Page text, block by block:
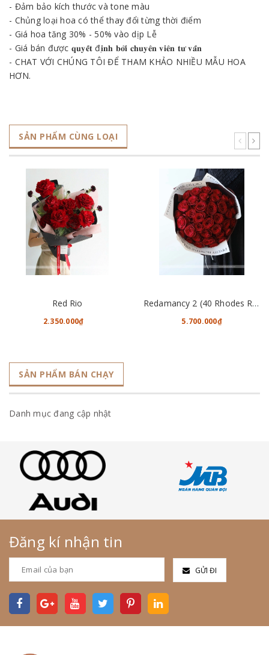
- Đảm bảo kích thước và tone màu
- Chủng loại hoa có thể thay đổi từng thời điểm
- Giá hoa tăng 30% - 50% vào dịp Lễ
- Giá bán được 𝐪𝐮𝐲𝐞̂́𝐭 đ𝐢̣𝐧𝐡 𝐛𝐨̛̉𝐢 𝐜𝐡𝐮𝐲𝐞̂𝐧 𝐯𝐢𝐞̂𝐧 𝐭𝐮̛ 𝐯𝐚̂́𝐧
- CHAT VỚI CHÚNG TÔI ĐỂ THAM KHẢO NHIỀU MẪU HOA
HƠN.
SẢN PHẨM CÙNG LOẠI
Red Rio
2.350.000₫
Redamancy 2 (40 Rhodes Roses)
5.700.000₫
SẢN PHẨM BÁN CHẠY
Danh mục đang cập nhật
Đăng kí nhận tin
GỬI ĐI